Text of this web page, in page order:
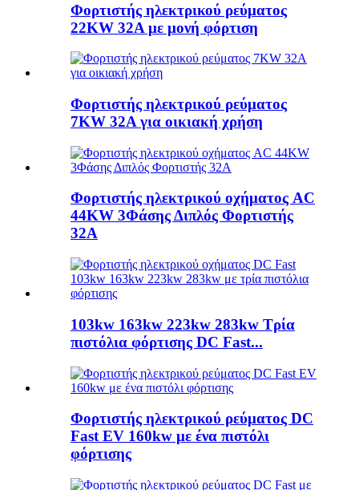
Φορτιστής ηλεκτρικού ρεύματος
22KW 32A με μονή φόρτιση
Φορτιστής ηλεκτρικού ρεύματος
7KW 32A για οικιακή χρήση
Φορτιστής ηλεκτρικού οχήματος AC
44KW 3Φάσης Διπλός Φορτιστής
32A
103kw 163kw 223kw 283kw Τρία
πιστόλια φόρτισης DC Fast...
Φορτιστής ηλεκτρικού ρεύματος DC
Fast EV 160kw με ένα πιστόλι
φόρτισης